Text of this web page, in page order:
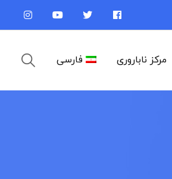
مرکز ناباروری فارسی